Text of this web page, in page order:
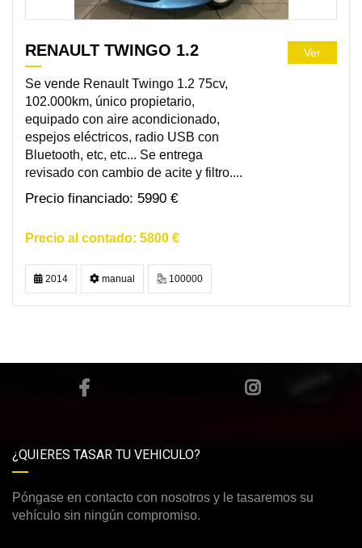
RENAULT TWINGO 1.2
Se vende Renault Twingo 1.2 75cv,
102.000km, único propietario,
equipado con aire acondicionado,
espejos eléctricos, radio USB con
Bluetooth, etc, etc... Se entrega
revisado con cambio de acite y filtro....
5990 €
5800 €
Ver
2014 manual 100000
¿QUIERES TASAR TU VEHICULO?
Póngase en contacto con nosotros y le tasaremos su
vehículo sin ningún compromiso.